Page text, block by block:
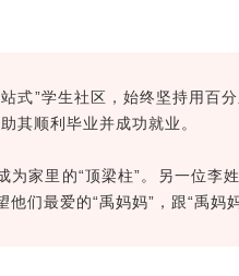
式”学生社区，始终坚持用百
其顺利毕业并成功就业。
为家里的“顶梁柱”。另一位
他们最爱的“禹妈妈”，跟“禹